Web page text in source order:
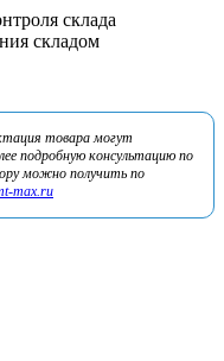
склада
складом
товара могут
подробную консультацию по
можно получить по
max.ru